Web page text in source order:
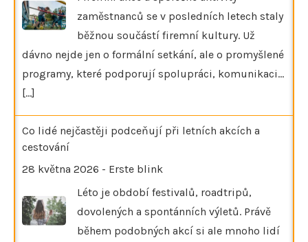
zaměstnanců se v posledních letech staly
běžnou součástí firemní kultury. Už
dávno nejde jen o formální setkání, ale o promyšlené
programy, které podporují spolupráci, komunikaci…
[...]
Co lidé nejčastěji podceňují při letních akcích a
cestování
28 května 2026 - Erste blink
Léto je období festivalů, roadtripů,
dovolených a spontánních výletů. Právě
během podobných akcí si ale mnoho lidí